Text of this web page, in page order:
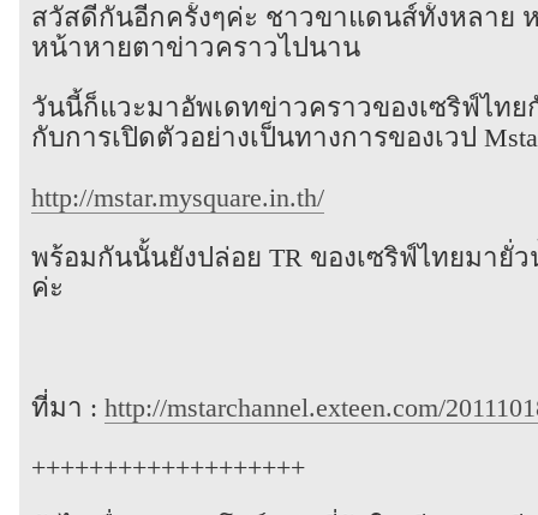
สวัสดีกันอีกครั้งๆค่ะ ชาวขาแดนส์ทั้งหลาย
หน้าหายตาข่าวคราวไปนาน
วันนี้ก็แวะมาอัพเดทข่าวคราวของเซริฟ์ไทย
กับการเปิดตัวอย่างเป็นทางการของเวป
http://mstar.mysquare.in.th/
พร้อมกันนั้นยังปล่อย TR ของเซริฟ์ไทยมายั่
ค่ะ
ที่มา : http://mstarchannel.exteen.com/
+++++++++++++++++++